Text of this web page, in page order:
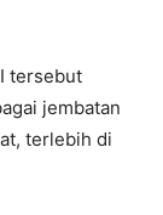
tersebut
jembatan
terlebih di